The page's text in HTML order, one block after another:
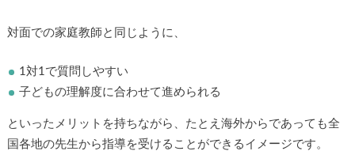
対面での家庭教師と同じように、
1対1で質問しやすい
子どもの理解度に合わせて進められる
といったメリットを持ちながら、たとえ海外からであっても全
国各地の先生から指導を受けることができるイメージです。